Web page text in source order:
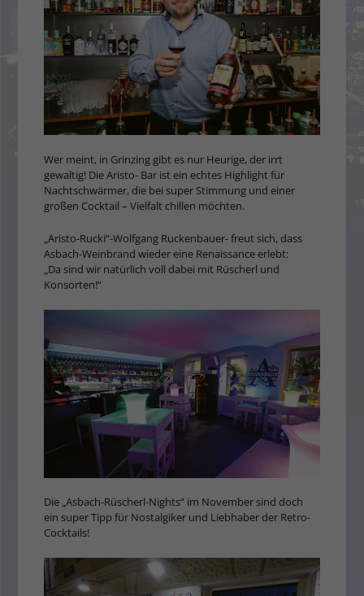
Wer meint, in Grinzing gibt es nur Heurige, der irrt
gewaltig! Die Aristo- Bar ist ein echtes Highlight für
Nachtschwärmer, die bei super Stimmung und einer
großen Cocktail – Vielfalt chillen möchten.
„Aristo-Rucki“-Wolfgang Ruckenbauer- freut sich, dass
Asbach-Weinbrand wieder eine Renaissance erlebt:
„Da sind wir natürlich voll dabei mit Rüscherl und
Konsorten!“
Die „Asbach-Rüscherl-Nights“ im November sind doch
ein super Tipp für Nostalgiker und Liebhaber der Retro-
Cocktails!